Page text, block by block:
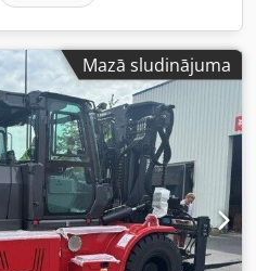
Mazā sludinājuma